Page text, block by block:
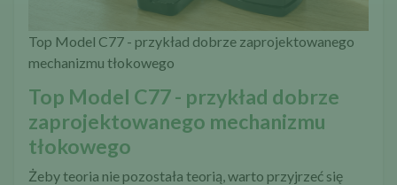
Top Model C77 - przykład dobrze zaprojektowanego
mechanizmu tłokowego
Top Model C77 - przykład dobrze
zaprojektowanego mechanizmu
tłokowego
Żeby teoria nie pozostała teorią, warto przyjrzeć się